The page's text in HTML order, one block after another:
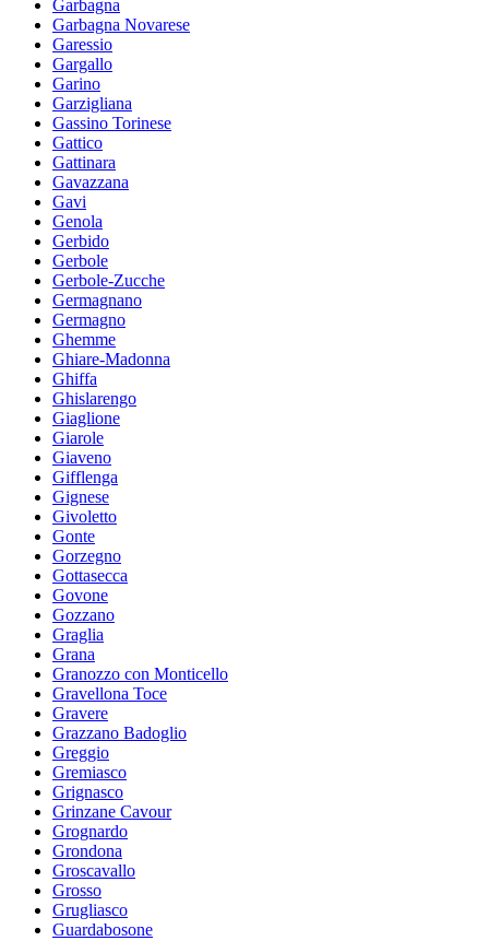
Garbagna
Garbagna Novarese
Garessio
Gargallo
Garino
Garzigliana
Gassino Torinese
Gattico
Gattinara
Gavazzana
Gavi
Genola
Gerbido
Gerbole
Gerbole-Zucche
Germagnano
Germagno
Ghemme
Ghiare-Madonna
Ghiffa
Ghislarengo
Giaglione
Giarole
Giaveno
Gifflenga
Gignese
Givoletto
Gonte
Gorzegno
Gottasecca
Govone
Gozzano
Graglia
Grana
Granozzo con Monticello
Gravellona Toce
Gravere
Grazzano Badoglio
Greggio
Gremiasco
Grignasco
Grinzane Cavour
Grognardo
Grondona
Groscavallo
Grosso
Grugliasco
Guardabosone